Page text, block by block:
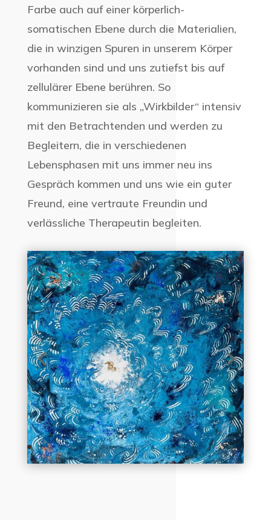
Farbe auch auf einer körperlich-
somatischen Ebene durch die Materialien,
die in winzigen Spuren in unserem Körper
vorhanden sind und uns zutiefst bis auf
zellulärer Ebene berühren. So
kommunizieren sie als „Wirkbilder“ intensiv
mit den Betrachtenden und werden zu
Begleitern, die in verschiedenen
Lebensphasen mit uns immer neu ins
Gespräch kommen und uns wie ein guter
Freund, eine vertraute Freundin und
verlässliche Therapeutin begleiten.